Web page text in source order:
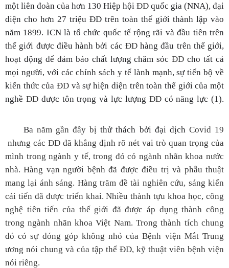
một liên đoàn của hơn 130 Hiệp hội ĐD quốc gia (NNA), đại
diện cho hơn 27 triệu ĐD trên toàn thế giới thành lập vào
năm 1899. ICN là tổ chức quốc tế rộng rãi và đầu tiên trên
thế giới được điều hành bởi các ĐD hàng đầu trên thế giới,
hoạt động để đảm bảo chất lượng chăm sócĐD cho tất cả
mọi người, với các chính sách y tế lành mạnh, sự tiến bộvề
kiến ​​thức củaĐD và sự hiện diện trên toàn thế giới của một
nghề ĐDđược tôn trọng và lực lượng ĐDcó năng lực (1).
Banăm gần đây bịthử thách bởi đại dịch Covid 19
nhưng các ĐD đã khẳng định rõ nét vai trò quan trọng của
mình trong ngành y tế, trong đó có ngành nhãn khoa nước
nhà. Hàng vạn người bệnh đã được điều trị và phẫu thuật
mang lại ánh sáng. Hàng trăm đề tài nghiên cứu, sáng kiến
cải tiến đã được triển khai. Nhiều thành tựu khoa học, công
nghệ tiên tiến của thế giới đã được áp dụng thành công
trong ngành nhãn khoa Việt Nam. Trong thành tích chung
đó có sự đóng góp không nhỏ của Bệnh viện Mắt Trung
ương nói chung và của tập thể ĐD, kỹ thuật viên bệnh viện
nói riêng.